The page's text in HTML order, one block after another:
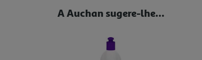
A Auchan sugere-lhe...